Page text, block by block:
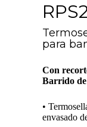
para
Con
Barrido de
•
envasado